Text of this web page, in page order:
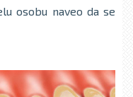
osobu naveo da se